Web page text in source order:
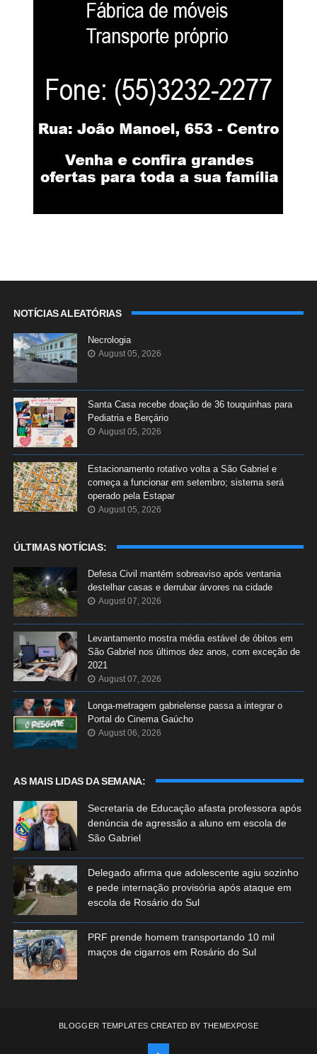
NOTÍCIAS ALEATÓRIAS
Necrologia
August 05, 2026
Santa Casa recebe doação de 36 touquinhas para
Pediatria e Berçário
August 05, 2026
Estacionamento rotativo volta a São Gabriel e
começa a funcionar em setembro; sistema será
operado pela Estapar
August 05, 2026
ÚLTIMAS NOTÍCIAS:
Defesa Civil mantém sobreaviso após ventania
destelhar casas e derrubar árvores na cidade
August 07, 2026
Levantamento mostra média estável de óbitos em
São Gabriel nos últimos dez anos, com exceção de
2021
August 07, 2026
Longa-metragem gabrielense passa a integrar o
Portal do Cinema Gaúcho
August 06, 2026
AS MAIS LIDAS DA SEMANA:
Secretaria de Educação afasta professora após
denúncia de agressão a aluno em escola de
São Gabriel
Delegado afirma que adolescente agiu sozinho
e pede internação provisória após ataque em
escola de Rosário do Sul
PRF prende homem transportando 10 mil
maços de cigarros em Rosário do Sul
BLOGGER TEMPLATES CREATED BY THEMEXPOSE